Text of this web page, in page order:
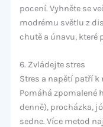
pocení. Vyhněte se
modrému světlu z
chutě a únavu, které
6. Zvládejte stres
Stres a napětí patří
Pomáhá zpomalené
denně), procházka,
sedne. Více metod